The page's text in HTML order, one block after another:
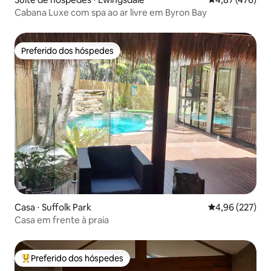
Cabana Luxe com spa ao ar livre em Byron Bay
Preferido dos hóspedes
Preferido dos hóspedes
Casa ⋅ Suffolk Park 4,96 de uma
4,96 (227)
Casa em frente à praia
Entre os melhores preferidos dos hóspedes
Preferido dos hóspedes